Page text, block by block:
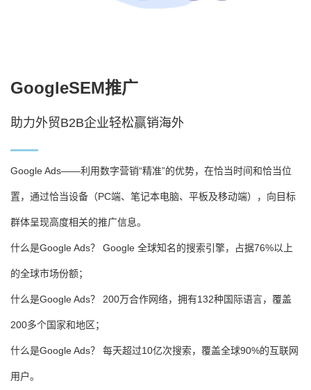
GoogleSEM推广
助力外贸B2B企业轻松赢销海外
Google Ads——利用数字营销“精准”的优势，在恰当时间和恰当位
置，通过恰当设备（PC端、笔记本电脑、平板及移动端），向目标
群体呈现高度相关的推广信息。
什么是Google Ads？ Google 全球知名的搜索引擎，占据76%以上
的全球市场份额；
什么是Google Ads？ 200万合作网络，拥有132种国际语言，覆盖
200多个国家和地区；
什么是Google Ads？ 每天超过10亿次搜索，覆盖全球90%的互联网
用户。